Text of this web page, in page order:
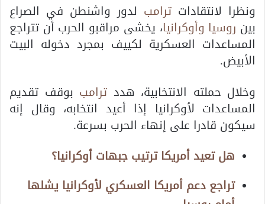
ونظرا لانتقادات ترامب لدور واشنطن في الصراع
بين روسيا وأوكرانيا، يخشى مراقبو الحرب أن تتراجع
المساعدات العسكرية لكييف بمجرد دخوله البيت
الأبيض.
وخلال حملته الانتخابية، هدد ترامب بوقف تقديم
المساعدات لأوكرانيا إذا أعيد انتخابه، وقال إنه
سيكون قادرا على إنهاء الحرب بسرعة.
هل تعيد أمريكا ترتيب جبهات أوكرانيا؟
تراجع دعم أمريكا العسكري لأوكرانيا يشلها